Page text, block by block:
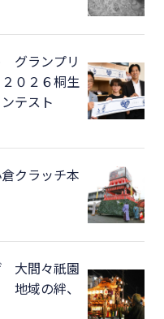
グランプリ
０２６桐生
テスト
クラッチ本
大間々祇園
域の絆、